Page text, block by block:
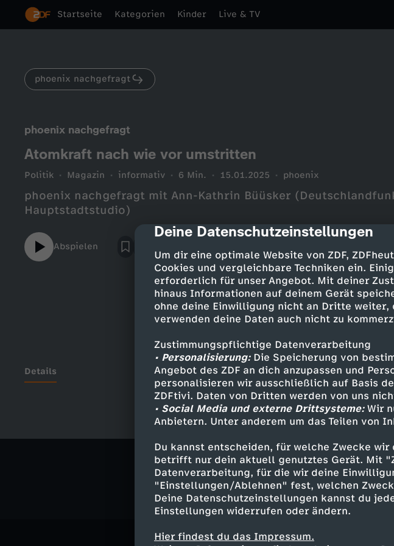
cmp-dialog-description
Deine Datenschutzeinstellungen
Um dir eine optimale Website von ZDF,
Cookies und vergleichbare Techniken ein.
erforderlich für unser Angebot. Mit deiner
hinaus Informationen auf deinem Gerät
ohne deine Einwilligung nicht an Dritte
verwenden deine Daten auch nicht zu
Zustimmungspflichtige Datenverarbeitung
• Personalisierung:Die Speicherung von
Angebot des ZDF an dich anzupassen und
personalisieren wir ausschließlich auf Basis
ZDFtivi. Daten von Dritten werden von uns
• Social Media und externe Drittsysteme:Wir
Anbietern. Unter anderem um das Teilen von
Du kannst entscheiden, für welche Zwecke
betrifft nur dein aktuell genutztes Gerät. Mit
Datenverarbeitung, für die wir deine
"Einstellungen/Ablehnen" fest, welchen
Deine Datenschutzeinstellungen kannst du
Einstellungen widerrufen oder ändern.
Hier findest du das Impressum.
Startseite Kategorien Kinder Live & TV
phoenix nachgefragt
phoenix nachgefragt
Atomkraft nach wie vor umstritten
Politik Magazin informativ 6 Min. 15.01.2025 phoenix
phoenix nachgefragt mit Ann-Kathrin Büüsker
Hauptstadtstudio)
Abspielen
Details
Ähnliche Inhalte
Politik Magazin informativ